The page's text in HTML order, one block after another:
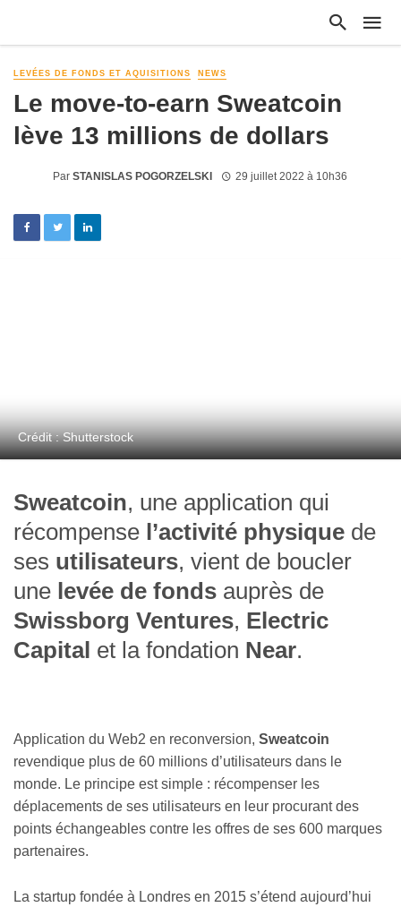
LEVÉES DE FONDS ET AQUISITIONS NEWS
Le move-to-earn Sweatcoin
lève 13 millions de dollars
Par STANISLAS POGORZELSKI 29 juillet 2022 à 10h36
Crédit : Shutterstock
Sweatcoin, une application qui
récompense l’activité physique de
ses utilisateurs, vient de boucler
une levée de fonds auprès de
Swissborg Ventures, Electric
Capital et la fondation Near.
Application du Web2 en reconversion, Sweatcoin
revendique plus de 60 millions d’utilisateurs dans le
monde. Le principe est simple : récompenser les
déplacements de ses utilisateurs en leur procurant des
points échangeables contre les offres de ses 600 marques
partenaires.
La startup fondée à Londres en 2015 s’étend aujourd’hui